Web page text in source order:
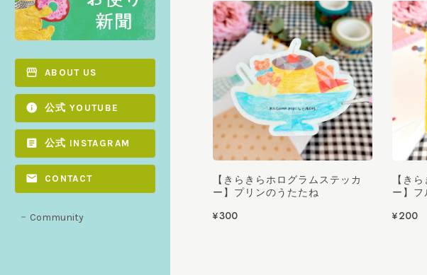
ABOUT US
公式 YOUTUBE
公式 INSTAGRAM
CONTACT
Community
【きらきらホログラムステッカ
ー】プリンのうたたね
¥300
【き
ー】
¥200